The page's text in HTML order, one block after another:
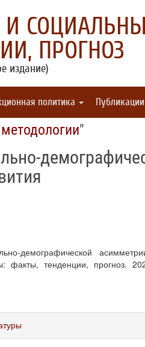
ПРОГНОЗ
издание)
политика Публикации
"
демографической
факты, тенденции,